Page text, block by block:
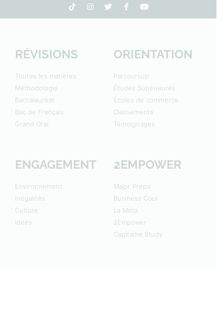
RÉVISIONS
Toutes les matières
Méthodologie
Baccalauréat
Bac de Français
Grand Oral
ORIENTATION
Parcoursup
Études Supérieures
Écoles de commerce
Classements
Témoignages
ENGAGEMENT
Environnement
Inégalités
Culture
Idées
2EMPOWER
Major Prépa
Business Cool
La Méta
2Empower
Capitaine Study